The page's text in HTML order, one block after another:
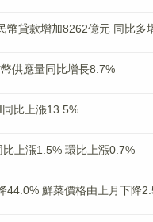
幣貸款增加8262億元 同比多
供應量同比增長8.7%
比上漲13.5%
上漲1.5% 環比上漲0.7%
44.0% 鮮菜價格由上月下降